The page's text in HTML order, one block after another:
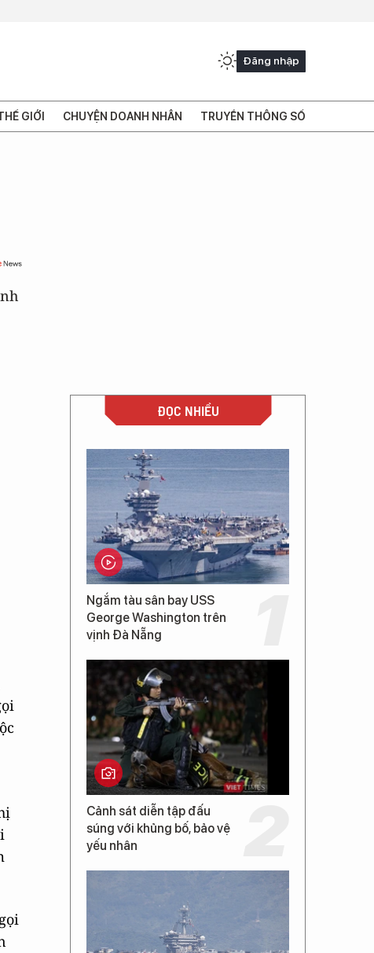
Đăng nhập
GIỚI CHUYỆN DOANH NHÂN TRUYỀN THÔNG SỐ
ĐỌC NHIỀU
Ngắm tàu sân bay USS
George Washington trên
vịnh Đà Nẵng
Cảnh sát diễn tập đấu
súng với khủng bố, bảo vệ
yếu nhân